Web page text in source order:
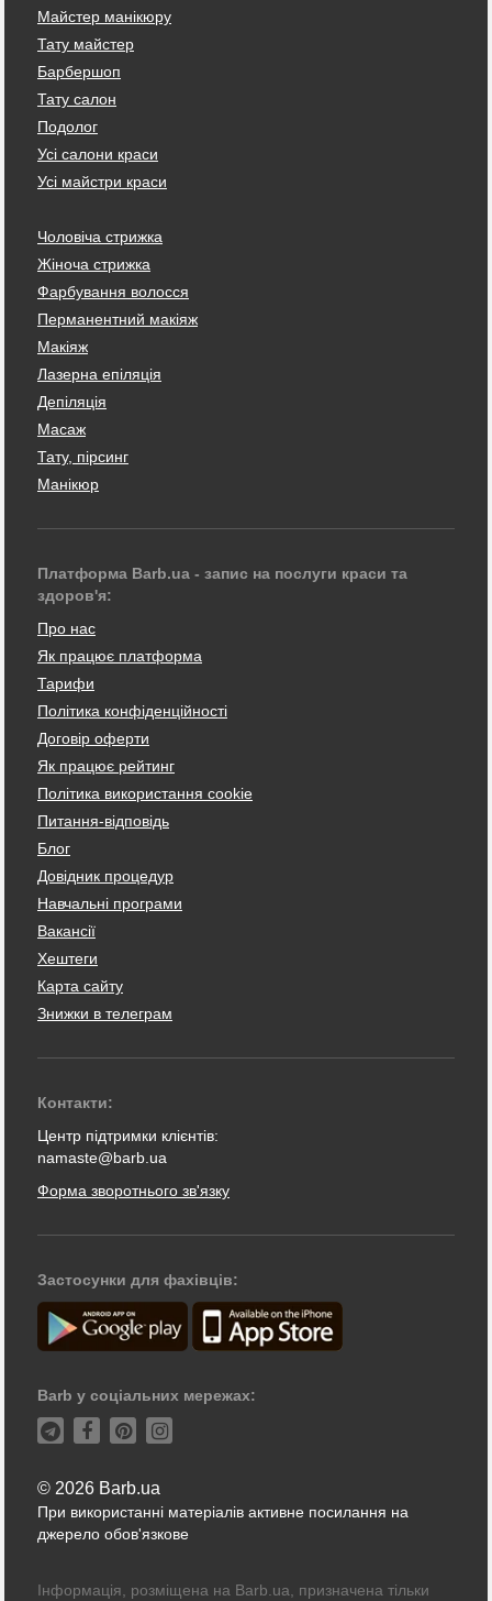
Майстер манікюру
Тату майстер
Барбершоп
Тату салон
Подолог
Усі салони краси
Усі майстри краси
Чоловіча стрижка
Жіноча стрижка
Фарбування волосся
Перманентний макіяж
Макіяж
Лазерна епіляція
Депіляція
Масаж
Тату, пірсинг
Манікюр
Платформа Barb.ua - запис на послуги краси та
здоров'я:
Про нас
Як працює платформа
Тарифи
Політика конфіденційності
Договір оферти
Як працює рейтинг
Політика використання cookie
Питання-відповідь
Блог
Довідник процедур
Навчальні програми
Вакансії
Хештеги
Карта сайту
Знижки в телеграм
Контакти:
Центр підтримки клієнтів:
namaste@barb.ua
Форма зворотнього зв'язку
Застосунки для фахівців:
Barb у соціальних мережах:
© 2026 Barb.ua
При використанні матеріалів активне посилання на
джерело обов'язкове
Інформація, розміщена на Barb.ua, призначена тільки